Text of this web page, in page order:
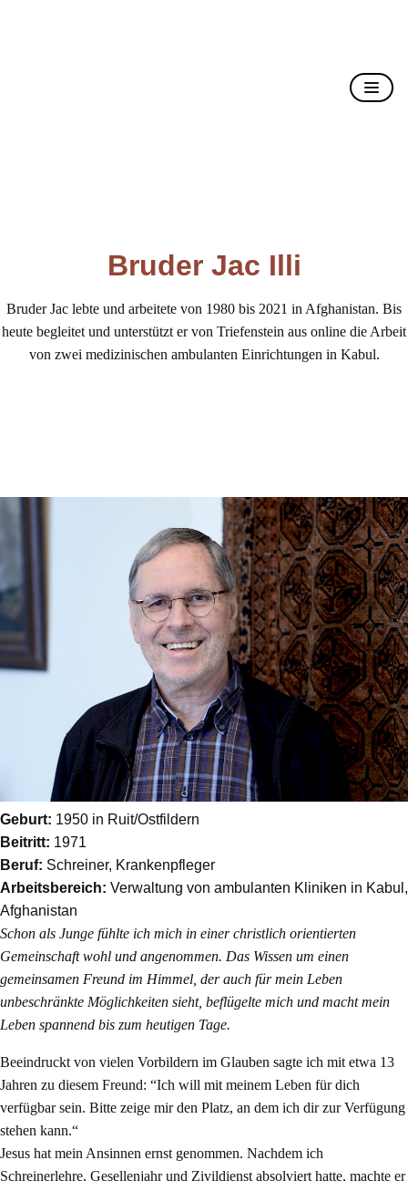
Bruder Jac Illi
Bruder Jac lebte und arbeitete von 1980 bis 2021 in Afghanistan. Bis
heute begleitet und unterstützt er von Triefenstein aus online die Arbeit
von zwei medizinischen ambulanten Einrichtungen in Kabul.
Geburt: 1950 in Ruit/Ostfildern
Beitritt: 1971
Beruf: Schreiner, Krankenpfleger
Arbeitsbereich: Verwaltung von ambulanten Kliniken in Kabul,
Afghanistan
Schon als Junge fühlte ich mich in einer christlich orientierten
Gemeinschaft wohl und angenommen. Das Wissen um einen
gemeinsamen Freund im Himmel, der auch für mein Leben
unbeschränkte Möglichkeiten sieht, beflügelte mich und macht mein
Leben spannend bis zum heutigen Tage.
Beeindruckt von vielen Vorbildern im Glauben sagte ich mit etwa 13
Jahren zu diesem Freund: “Ich will mit meinem Leben für dich
verfügbar sein. Bitte zeige mir den Platz, an dem ich dir zur Verfügung
stehen kann.“
Jesus hat mein Ansinnen ernst genommen. Nachdem ich
Schreinerlehre, Gesellenjahr und Zivildienst absolviert hatte, machte er